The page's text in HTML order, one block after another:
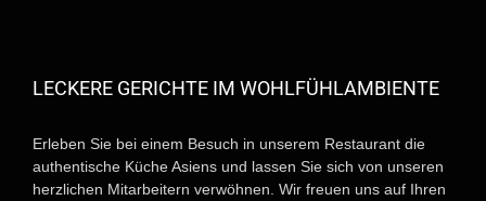
LECKERE GERICHTE IM WOHLFÜHLAMBIENTE
Erleben Sie bei einem Besuch in unserem Restaurant die
authentische Küche Asiens und lassen Sie sich von unseren
herzlichen Mitarbeitern verwöhnen. Wir freuen uns auf Ihren